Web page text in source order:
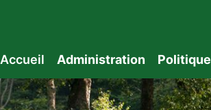
Accueil Administration Politique